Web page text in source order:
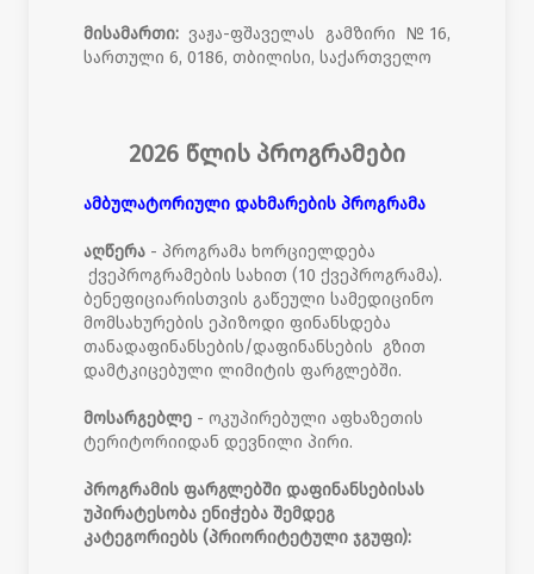
მისამართი:ვაჟა-ფშაველას გამზირი №16,
სართული 6, 0186, თბილისი, საქართველო
2026 წლის პროგრამები
ამბულატორიული დახმარების პროგრამა
აღწერა - პროგრამა ხორციელდება
ქვეპროგრამების სახით (10 ქვეპროგრამა).
ბენეფიციარისთვის გაწეული სამედიცინო
მომსახურების ეპიზოდი ფინანსდება
თანადაფინანსების/დაფინანსების გზით
დამტკიცებული ლიმიტის ფარგლებში.
მოსარგებლე - ოკუპირებული აფხაზეთის
ტერიტორიიდან დევნილი პირი.
პროგრამის ფარგლებში დაფინანსებისას
უპირატესობა ენიჭება შემდეგ
კატეგორიებს (პრიორიტეტული ჯგუფი):